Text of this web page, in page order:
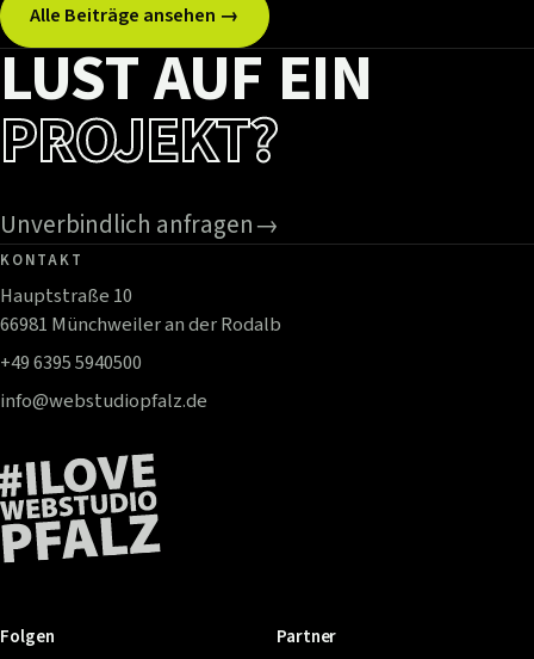
Alle Beiträge ansehen →
LUST AUF EIN
PROJEKT?
Unverbindlich anfragen→
KONTAKT
Hauptstraße 10
66981 Münchweiler an der Rodalb
+49 6395 5940500
info@webstudiopfalz.de
Folgen Partner